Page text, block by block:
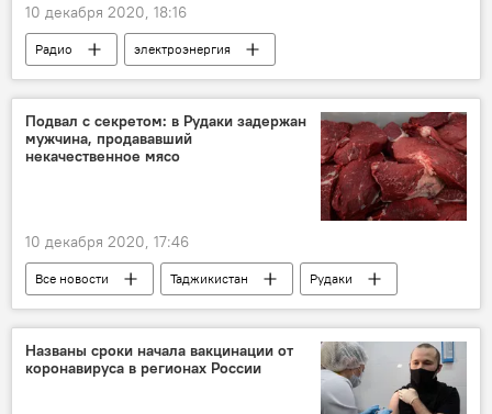
10 декабря 2020, 18:16
Радио
электроэнергия
Таджикистан
Подвал с секретом: в Рудаки задержан
мужчина, продававший
некачественное мясо
10 декабря 2020, 17:46
Все новости Таджикистан
Рудаки
мясо
Происшествия, ЧП, криминал
Названы сроки начала вакцинации от
коронавируса в регионах России